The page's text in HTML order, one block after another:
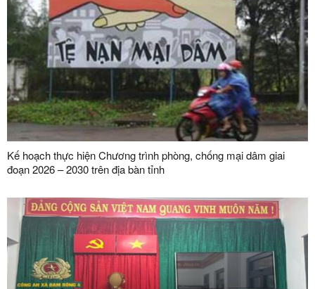
Kế hoạch thực hiện Chương trình phòng, chống mại dâm giai
đoạn 2026 – 2030 trên địa bàn tỉnh